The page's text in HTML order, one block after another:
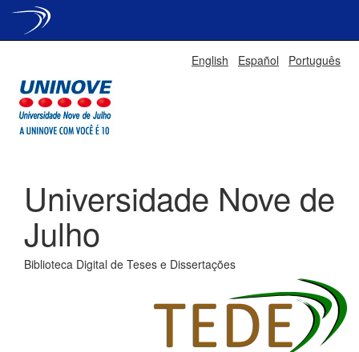
English Español Português
Universidade Nove de
Julho
Biblioteca Digital de Teses e Dissertações